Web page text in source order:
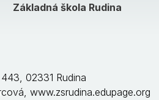
Základná škola Rudina
02331 Rudina
www.zsrudina.edupage.org